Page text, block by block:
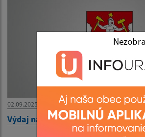
02.09.2025
Výdaj naturálií AGROSPOL HONCE